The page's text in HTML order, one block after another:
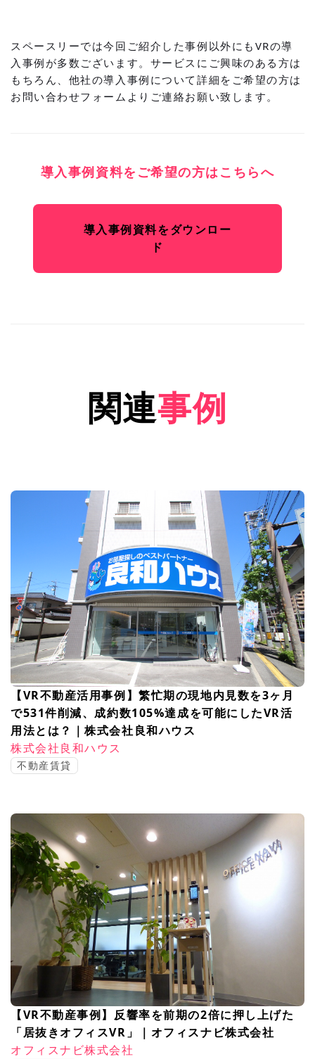
スペースリーでは今回ご紹介した事例以外にもVRの導
入事例が多数ございます。サービスにご興味のある方は
もちろん、他社の導入事例について詳細をご希望の方は
お問い合わせフォーム よりご連絡お願い致します。
導入事例資料をご希望の方はこちらへ
導入事例資料をダウンロー
ド
関連事例
【VR不動産活用事例】繁忙期の現地内見数を3ヶ月
で531件削減、成約数105%達成を可能にしたVR活
用法とは？｜株式会社良和ハウス
株式会社良和ハウス
不動産賃貸
【VR不動産事例】反響率を前期の2倍に押し上げた
「居抜きオフィスVR」｜オフィスナビ株式会社
オフィスナビ株式会社